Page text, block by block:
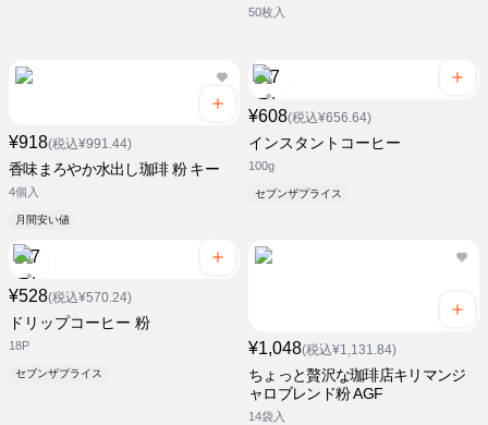
50枚入
¥918(税込¥991.44)
香味まろやか水出し珈琲 粉 キー
4個入
月間安い値
¥608(税込¥656.64)
インスタントコーヒー
100g
セブンザプライス
¥528(税込¥570.24)
ドリップコーヒー 粉
18P
セブンザプライス
¥1,048(税込¥1,131.84)
ちょっと贅沢な珈琲店キリマンジ
ャロブレンド粉 AGF
14袋入